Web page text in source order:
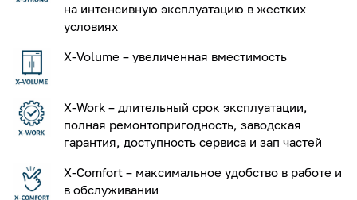
на интенсивную эксплуатацию в жестких
условиях
X-Volume – увеличенная вместимость
X-Work – длительный срок эксплуатации,
полная ремонтопригодность, заводская
гарантия, доступность сервиса и зап частей
X-Comfort – максимальное удобство в работе и
в обслуживании